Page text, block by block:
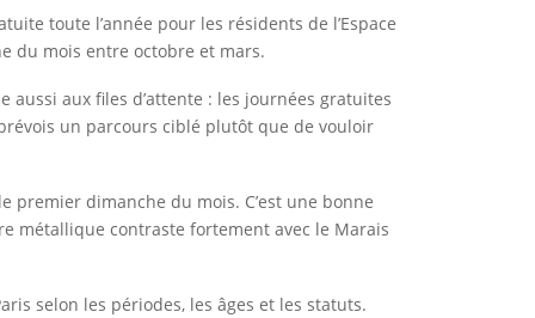
toute l’année pour les résidents de l’Espace
du mois entre octobre et mars.
aussi aux files d’attente : les journées gratuites
un parcours ciblé plutôt que de vouloir
dimanche du mois. C’est une bonne
métallique contraste fortement avec le Marais
selon les périodes, les âges et les statuts.